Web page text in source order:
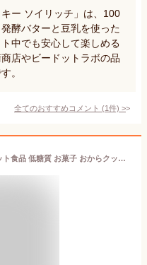
ー ソイリッチ」は、100
酵バターと豆乳を使った
中でも安心して楽しめる
店やビードットラボの品
。
全てのおすすめコメント (1件) >
【おまけ付】 ダイエット ダイエット食品 低糖質 お菓子 おからクッキー 1kg 糖質制限 置き換えダイエット 糖質 ダイエット食 糖質オフ スイーツ 低カロリー おやつ クッキー 1000g 豆乳おからクッキー 低糖質おやつ 【325138】